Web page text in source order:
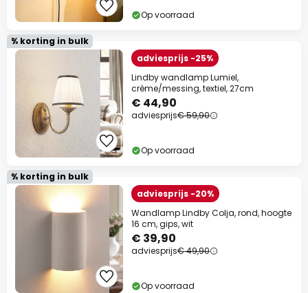
Op voorraad
% korting in bulk
adviesprijs -25%
Lindby wandlamp Lumiel,
crème/messing, textiel, 27cm
€ 44,90
adviesprijs€ 59,90
Op voorraad
% korting in bulk
adviesprijs -20%
Wandlamp Lindby Colja, rond, hoogte
16 cm, gips, wit
€ 39,90
adviesprijs€ 49,90
Op voorraad